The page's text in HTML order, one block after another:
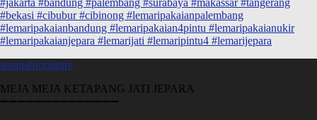
amanahfurniture
MEJA MEJA KETAPANG JATI JEPARA
➖➖➖➖➖➖➖➖➖➖➖➖➖➖